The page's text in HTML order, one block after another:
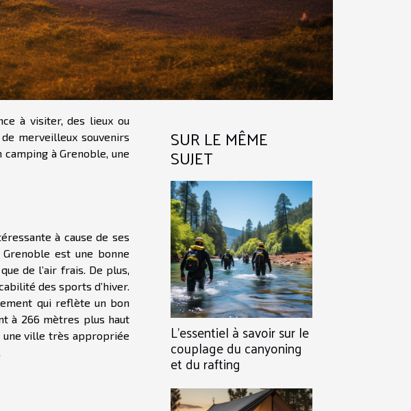
à visiter, des lieux ou
merveilleux souvenirs
à Grenoble, une
à cause de ses
est une bonne
de l’air frais. De plus,
des sports d’hiver.
qui reflète un bon
à 266 mètres plus haut
une ville très appropriée
SUR LE MÊME
SUJET
L'essentiel à savoir sur le
couplage du canyoning
et du rafting